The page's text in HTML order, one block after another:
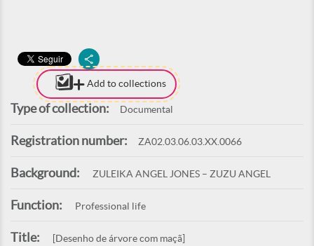
Add to collections
Type of collection: Documental
Registration number: ZA02.03.06.03.XX.0066
Background: ZULEIKA ANGEL JONES – ZUZU ANGEL
Function: Professional life
Title: [Desenho de árvore com maçã]